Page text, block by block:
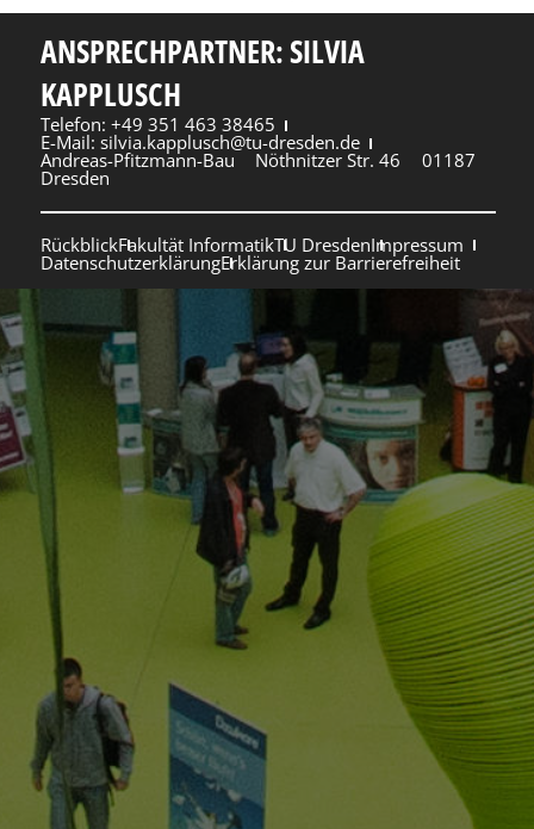
ANSPRECHPARTNER: SILVIA
KAPPLUSCH
Telefon: +49 351 463 38465
E-Mail: silvia.kapplusch@tu-dresden.de
Andreas-Pfitzmann-Bau Nöthnitzer Str. 46 01187
Dresden
RückblickFakultät InformatikTU DresdenImpressum
DatenschutzerklärungErklärung zur Barrierefreiheit